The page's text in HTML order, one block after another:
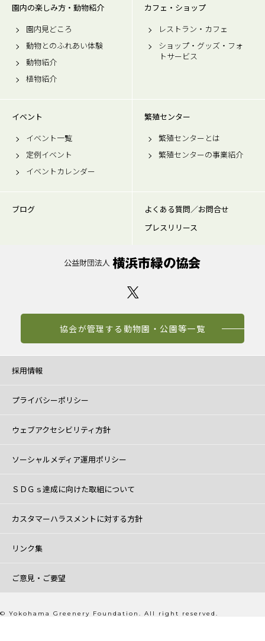
園内の楽しみ方・動物紹介
園内見どころ
動物とのふれあい体験
動物紹介
植物紹介
カフェ・ショップ
レストラン・カフェ
ショップ・グッズ・フォ
トサービス
イベント
イベント一覧
定例イベント
イベントカレンダー
繁殖センター
繁殖センターとは
繁殖センターの事業紹介
ブログ
よくある質問／お問合せ
プレスリリース
協会が管理する動物園・公園等一覧
採用情報
プライバシーポリシー
ウェブアクセシビリティ方針
ソーシャルメディア運用ポリシー
ＳＤＧｓ達成に向けた取組について
カスタマーハラスメントに対する方針
リンク集
ご意見・ご要望
© Yokohama Greenery Foundation. All right reserved.